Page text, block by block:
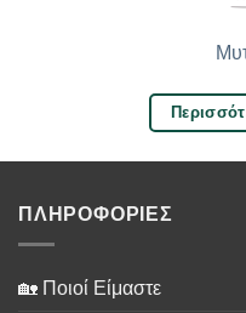
ΠΛΗΡΟΦΟΡΙΕΣ
🏡 Ποιοί Είμαστε